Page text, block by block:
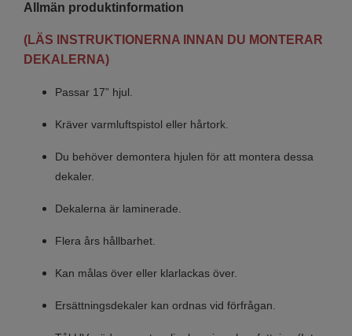
Allmän produktinformation
(LÄS INSTRUKTIONERNA INNAN DU MONTERAR
DEKALERNA)
Passar 17” hjul.
Kräver varmluftspistol eller hårtork.
Du behöver demontera hjulen för att montera dessa
dekaler.
Dekalerna är laminerade.
Flera års hållbarhet.
Kan målas över eller klarlackas över.
Ersättningsdekaler kan ordnas vid förfrågan.